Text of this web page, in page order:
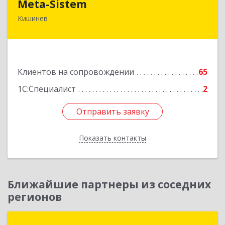
Meta-Sistem
Кишинев
Клиентов на сопровождении
65
1С:Специалист
2
Отправить заявку
Показать контакты
Республика Молдова, MD-2060, Республика
Отправить заявку
Назад
Ближайшие партнеры из соседних
регионов